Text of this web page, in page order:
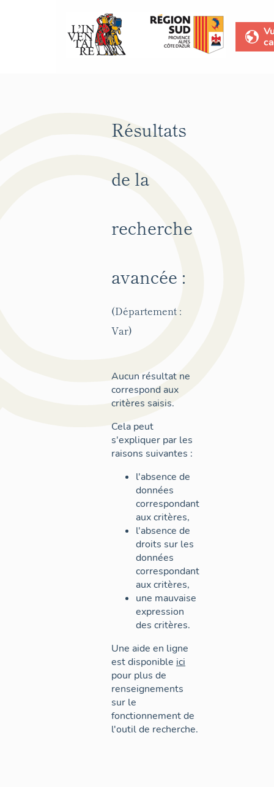
Résultats
de la
recherche
avancée :
(Département :
Var)
Aucun résultat ne
correspond aux
critères saisis.
Cela peut
s'expliquer par les
raisons suivantes :
l'absence de
données
correspondant
aux critères,
l'absence de
droits sur les
données
correspondant
aux critères,
une mauvaise
expression
des critères.
Une aide en ligne
est disponible ici
pour plus de
renseignements
sur le
fonctionnement de
l'outil de recherche.